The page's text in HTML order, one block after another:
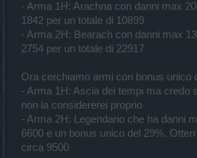
- Arma 1H: Arachna con danni max
1842 per un totale di 10899
- Arma 2H: Bearach con danni max
2754 per un totale di 22917
Ora cerchiamo armi con bonus unico
- Arma 1H: Ascia dei tempi ma credo
non la considererei proprio
- Arma 2H: Legendario che ha danni
6600 e un bonus unico del 29%.
circa 9500